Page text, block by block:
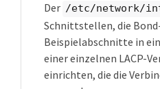
Der /etc/network/
Schnittstellen, die
Beispielabschnitte in
einer einzelnen LACP-
einrichten, die die